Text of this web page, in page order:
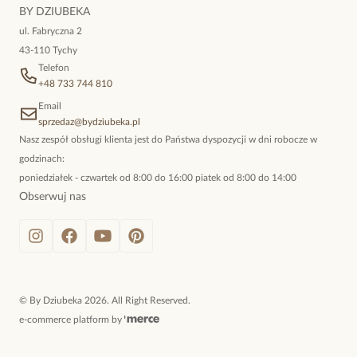
BY DZIUBEKA
ul. Fabryczna 2
43-110 Tychy
Telefon
+48 733 744 810
Email
sprzedaz@bydziubeka.pl
Nasz zespół obsługi klienta jest do Państwa dyspozycji w dni robocze w
godzinach:
poniedziałek - czwartek od 8:00 do 16:00 piatek od 8:00 do 14:00
Obserwuj nas
© By Dziubeka 2026. All Right Reserved.
e-commerce platform by